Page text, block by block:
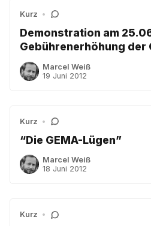
Kurz •
Demonstration am
Gebührenerhöhung der
Marcel Weiß
19 Juni 2012
Kurz •
“Die GEMA-Lügen”
Marcel Weiß
18 Juni 2012
Kurz •